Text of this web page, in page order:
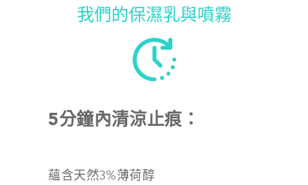
我們的保濕乳與噴霧
5分鐘內清涼止痕：
蘊含天然3%薄荷醇